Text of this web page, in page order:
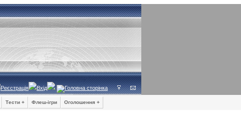
Реєстрація Вхід
Тести + Флеш-ігри Оголошення +